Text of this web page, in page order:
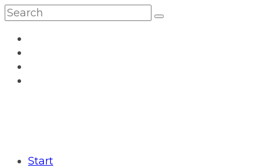
Start